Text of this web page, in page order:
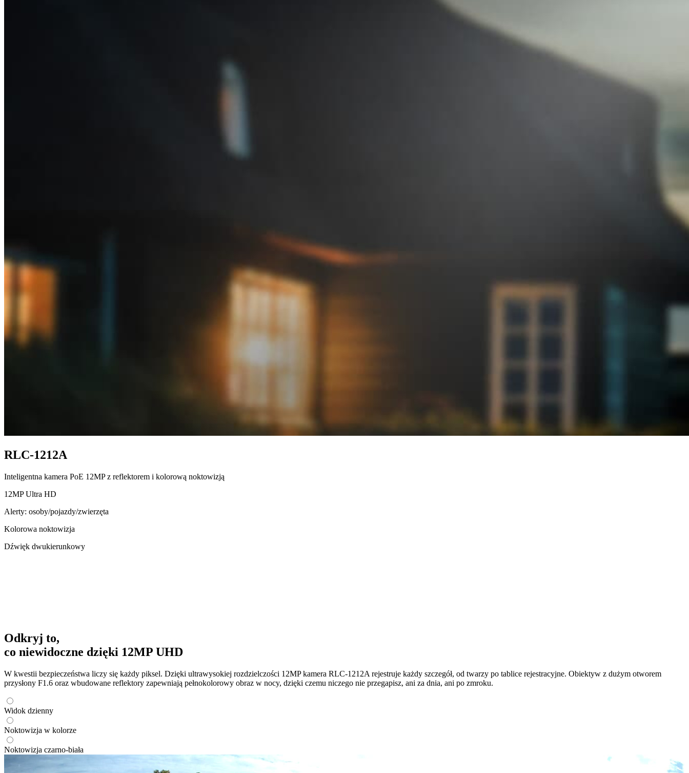
RLC-1212A
Inteligentna kamera PoE 12MP z reflektorem i kolorową noktowizją
12MP Ultra HD
Alerty: osoby/pojazdy/zwierzęta
Kolorowa noktowizja
Dźwięk dwukierunkowy
Odkryj to,
co niewidoczne dzięki 12MP UHD
W kwestii bezpieczeństwa liczy się każdy piksel. Dzięki ultrawysokiej rozdzielczości 12MP kamera RLC-1212A rejestruje każdy szczegół, od twarzy po tablice rejestracyjne. Obiektyw z dużym otworem
przysłony F1.6 oraz wbudowane reflektory zapewniają pełnokolorowy obraz w nocy, dzięki czemu niczego nie przegapisz, ani za dnia, ani po zmroku.
Widok dzienny
Noktowizja w kolorze
Noktowizja czarno-biała